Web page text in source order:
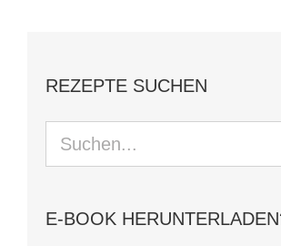
REZEPTE SUCHEN
Suche
nach:
E-BOOK